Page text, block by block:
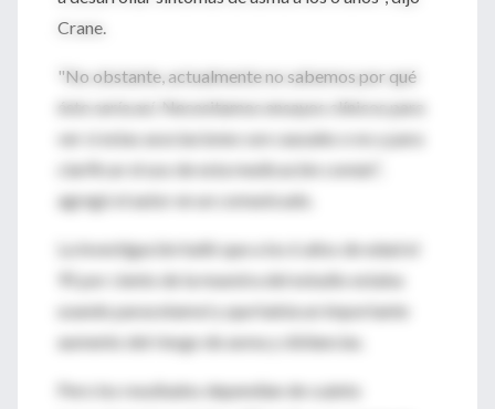
Crane.
"No obstante, actualmente no sabemos por qué
ésto sería así. Necesitamos ensayos clínicos para
ver si estas asociaciones son causales o no y para
clarificar el uso de esta medicación común",
agregó el autor en un comunicado.
La investigación halló que a los 6 años de edad el
95 por ciento de la muestra del estudio estaba
usando paracetamol y que había un importante
aumento del riesgo de asma y sibilancias.
Pero los resultados dependían de cuánto